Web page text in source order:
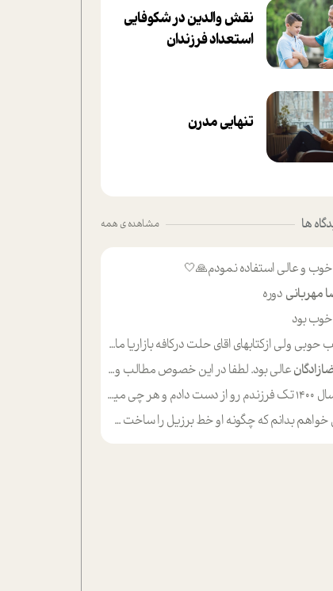
نقش والدین در شکوفا‌یی
ا‌ستعداد فرزندان‌
تنهایی مدرن
ها مشاهده ی همه
و عالی استفاده نمودم🙏🤍
مهربانی دوره
خوب بود
اقای حلت درکافه بازاریا مایکت میزاشتن رایگان خوب بود ولی هرکدام خلاصه شده ش تومجله از طریق سایت هم خوبه اینکه درزیر اخرصفحه گذاشته شده خب ادم خبره میره نصب میکنه میخونه ولی هرکسی گوشیش ظرفیتش نداره باتشکر
عالی بود. لطفا در این خصوص مطالب و مثال های بیشتر ی ارایه دهید
حالم بدتر میشه و دلتنگتر تنایی رو ترجیح دادم و معاشرت برام سخت شده
بدانم که چگونه او خط برزیل را ساخت چگونه با چه چیز هایی